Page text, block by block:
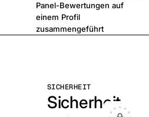
Panel-Bewertungen auf
einem Profil
zusammengeführt
SICHERHEIT
Sicherheit